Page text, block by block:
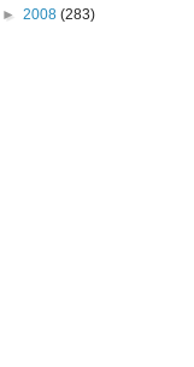
► 2008 (283)